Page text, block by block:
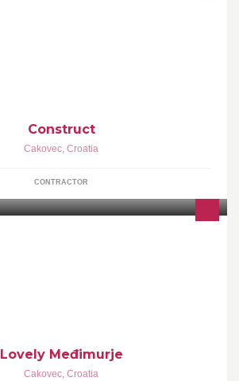
Construct
Cakovec, Croatia
CONTRACTOR
Lovely Međimurje
Cakovec, Croatia